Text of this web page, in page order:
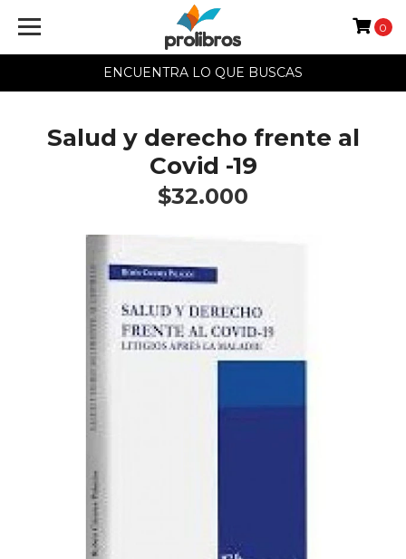
ENCUENTRA LO QUE BUSCAS
0
Salud y derecho frente al
Covid -19
$32.000